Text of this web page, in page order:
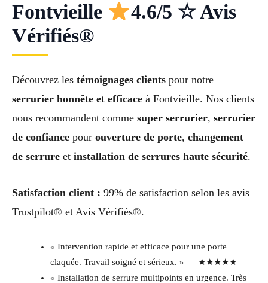
Fontvieille
4.6/5 ☆ Avis
Vérifiés®
Découvrez les témoignages clients pour notre
serrurier honnête et efficace à Fontvieille. Nos clients
nous recommandent comme super serrurier, serrurier
de confiance pour ouverture de porte, changement
de serrure et installation de serrures haute sécurité.
Satisfaction client : 99% de satisfaction selon les avis
Trustpilot® et Avis Vérifiés®.
« Intervention rapide et efficace pour une porte
claquée. Travail soigné et sérieux. » — ★★★★★
« Installation de serrure multipoints en urgence. Très